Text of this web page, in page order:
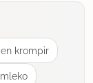
krompir